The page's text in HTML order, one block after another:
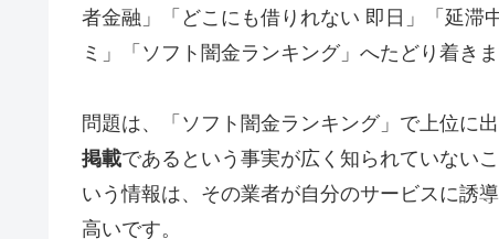
者金融」「どこにも借りれない 即日」「延滞
ミ」「ソフト闇金ランキング」へたどり着きま
問題は、「ソフト闇金ランキング」で上位に
掲載であるという事実が広く知られていない
いう情報は、その業者が自分のサービスに誘
高いです。